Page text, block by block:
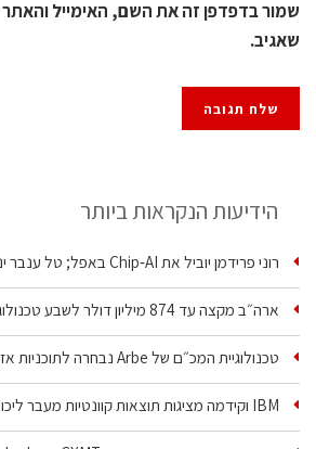
שמור בדפדפן זה את השם, האימייל
שאגיב.
הידיעות הנקראות ביותר
רוני פרידמן יוביל את Chip‑AI באפל; טל ענבר ינהל את…
ארה״ב מקצה עד 874 מיליון דולר לשבע טכנולוגיות שבבים…
טכנולוגיית המכ״ם של Arbe נבחרה לתוכניות אזרחיות וביטחוניות
IBM וקידמה מציגות תוצאות קוונטיות מעבר ליכולת…